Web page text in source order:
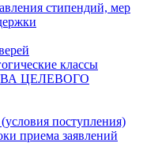
стипендий, мер
классы
ЦЕЛЕВОГО
поступления)
приема заявлений